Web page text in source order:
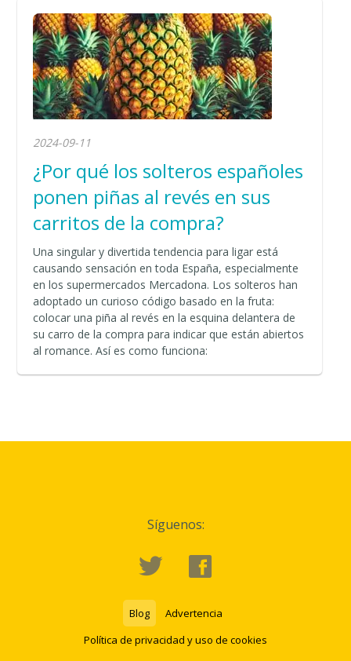
2024-09-11
¿Por qué los solteros españoles
ponen piñas al revés en sus
carritos de la compra?
Una singular y divertida tendencia para ligar está
causando sensación en toda España, especialmente
en los supermercados Mercadona. Los solteros han
adoptado un curioso código basado en la fruta:
colocar una piña al revés en la esquina delantera de
su carro de la compra para indicar que están abiertos
al romance. Así es como funciona:
Síguenos:
Blog
Advertencia
Política de privacidad y uso de cookies